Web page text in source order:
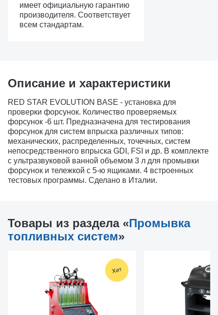
имеет официальную гарантию
производителя. Соответствует
всем стандартам.
Описание и характеристики
RED STAR EVOLUTION BASE - установка для
проверки форсунок. Количество проверяемых
форсунок -6 шт. Предназначена для тестирования
форсунок для систем впрыска различных типов:
механических, распределенных, точечных, систем
непосредственного впрыска GDI, FSI и др. В комплекте
с ультразвуковой ванной объемом 3 л для промывки
форсунок и тележкой с 5-ю ящиками. 4 встроенных
тестовых программы. Сделано в Италии.
Товары из раздела «Промывка
топливных систем»